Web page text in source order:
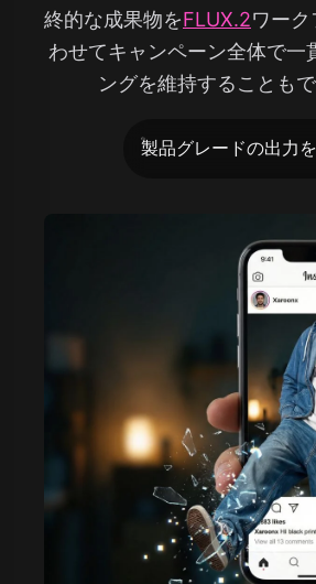
終的な成果物をFLUX.2ワー
わせてキャンペーン全体で一
ングを維持することもで
製品グレードの出力